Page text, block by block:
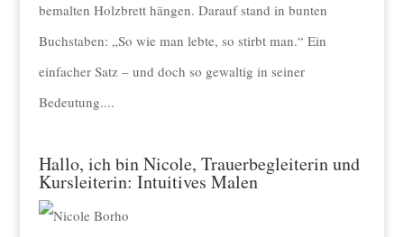
bemalten Holzbrett hängen. Darauf stand in bunten
Buchstaben: „So wie man lebte, so stirbt man.“ Ein
einfacher Satz – und doch so gewaltig in seiner
Bedeutung....
Hallo, ich bin Nicole, Trauerbegleiterin und
Kursleiterin: Intuitives Malen